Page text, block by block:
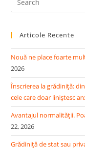
Articole Recente
Nouă ne place foarte
2026
Înscrierea la grădiniță:
cele care doar liniștesc
Avantajul normalității.
22, 2026
Grădiniță de stat sau